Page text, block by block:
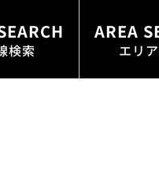
検索
AREA
エリ